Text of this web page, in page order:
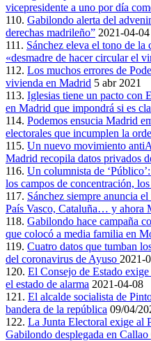
vicepresidente a uno por día
110. Gabilondo alerta del
derechas madrileño” 2021-04-04
111. Sánchez eleva el tono de la
«desmadre de hacer circular el
112. Los muchos errores de
vivienda en Madrid 5 abr 2021
113. Iglesias tiene un pacto con
en Madrid que impondrá si es
114. Podemos ensucia Madrid
electorales que incumplen la
115. Un nuevo movimiento
Madrid recopila datos privados
116. Un columnista de
los campos de concentración,
117. Sánchez siempre anuncia
País Vasco, Cataluña… y ahora
118. Gabilondo hace campaña
que colocó a media familia en
119. Cuatro datos que tumban
del coronavirus de Ayuso 2021-
120. El Consejo de Estado
el estado de alarma 2021-04-08
121. El alcalde socialista de
bandera de la república 09/04/
122. La Junta Electoral exige al
Gabilondo desplegada en Callao